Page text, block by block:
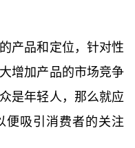
产品和定位，针对性
增加产品的市场竞争
是年轻人，那么就应
便吸引消费者的关注